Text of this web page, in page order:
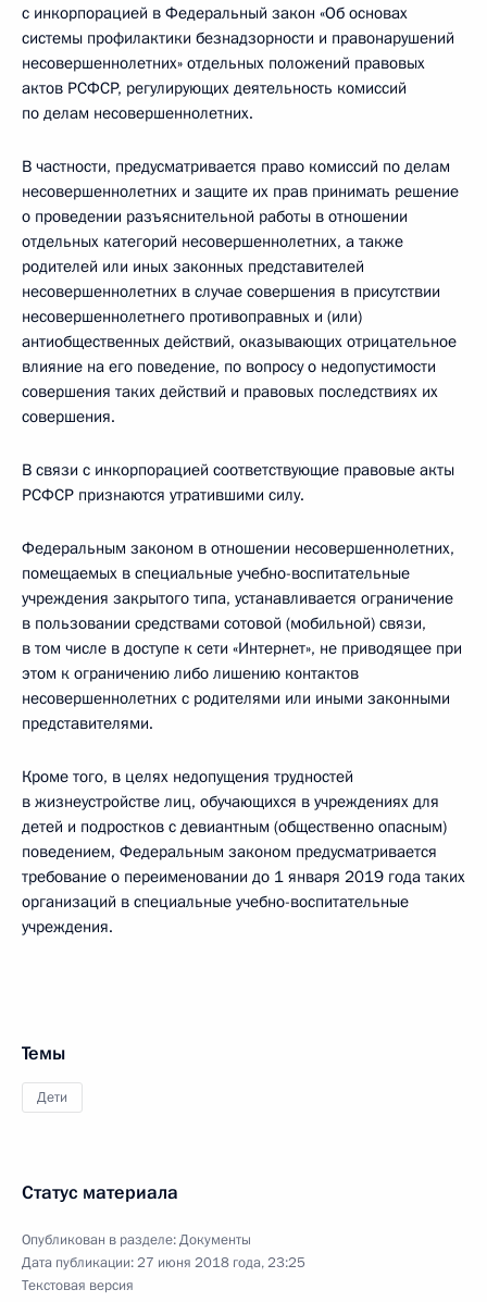
с инкорпорацией в Федеральный закон «Об основах
системы профилактики безнадзорности и правонарушений
несовершеннолетних» отдельных положений правовых
актов РСФСР, регулирующих деятельность комиссий
по делам несовершеннолетних.
В частности, предусматривается право комиссий по делам
несовершеннолетних и защите их прав принимать решение
о проведении разъяснительной работы в отношении
отдельных категорий несовершеннолетних, а также
родителей или иных законных представителей
несовершеннолетних в случае совершения в присутствии
несовершеннолетнего противоправных и (или)
антиобщественных действий, оказывающих отрицательное
влияние на его поведение, по вопросу о недопустимости
совершения таких действий и правовых последствиях их
совершения.
В связи с инкорпорацией соответствующие правовые акты
РСФСР признаются утратившими силу.
Федеральным законом в отношении несовершеннолетних,
помещаемых в специальные учебно-воспитательные
учреждения закрытого типа, устанавливается ограничение
в пользовании средствами сотовой (мобильной) связи,
в том числе в доступе к сети «Интернет», не приводящее при
этом к ограничению либо лишению контактов
несовершеннолетних с родителями или иными законными
представителями.
Кроме того, в целях недопущения трудностей
в жизнеустройстве лиц, обучающихся в учреждениях для
детей и подростков с девиантным (общественно опасным)
поведением, Федеральным законом предусматривается
требование о переименовании до 1 января 2019 года таких
организаций в специальные учебно-воспитательные
учреждения.
Темы
Дети
Статус материала
Опубликован в разделе:Документы
Дата публикации:27 июня 2018 года, 23:25
Текстовая версия